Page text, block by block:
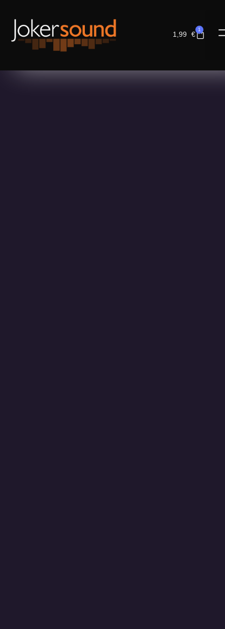
1,99 €
1